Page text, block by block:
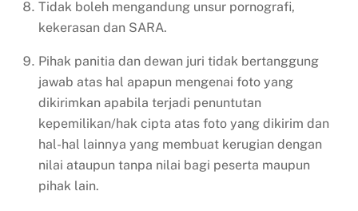
Tidak boleh mengandung unsur pornografi,
kekerasan dan SARA.
Pihak panitia dan dewan juri tidak bertanggung
jawab atas hal apapun mengenai foto yang
dikirimkan apabila terjadi penuntutan
kepemilikan/hak cipta atas foto yang dikirim dan
hal-hal lainnya yang membuat kerugian dengan
nilai ataupun tanpa nilai bagi peserta maupun
pihak lain.